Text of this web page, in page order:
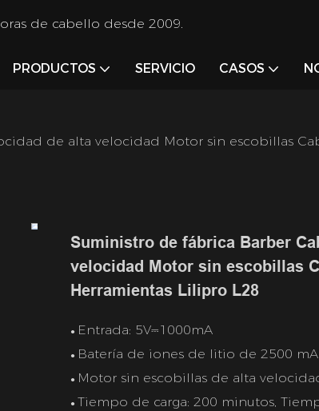
de cabello desde 2009.
PRODUCTOS SERVICIO CASOS
de alta velocidad Motor sin escobillas
Suministro de fábrica Barber
velocidad Motor sin escobillas
Herramientas Lilipro L28
● Entrada: 5V⎓1000mA
● Batería de iones de litio de 2500
● Motor sin escobillas de alta
● Tiempo de carga: 200 minutos,